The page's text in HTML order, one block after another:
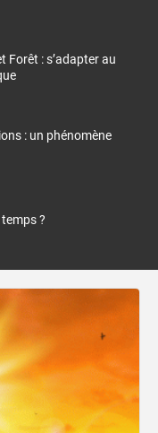
Forêt : s’adapter au
: un phénomène
?